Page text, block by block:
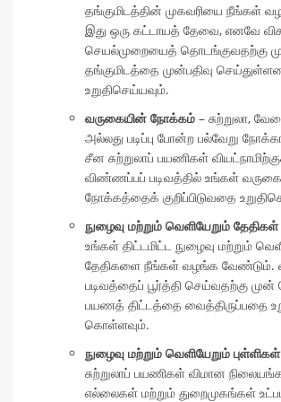
தங்குமிடத்தின் முகவரியை நீங்கள்
இது ஒரு கட்டாயத் தேவை, எனவே
செயல்முறையைத் தொடங்குவதற்கு
தங்குமிடத்தை முன்பதிவு
உறுதிசெய்யவும்.
வருகையின் நோக்கம் – சுற்றுலா,
அல்லது படிப்பு போன்ற பல்வேறு
சீன சுற்றுலாப் பயணிகள்
விண்ணப்பப் படிவத்தில் உங்கள்
நோக்கத்தைக் குறிப்பிடுவதை
நுழைவு மற்றும் வெளியேறும் தேதிகள்
உங்கள் திட்டமிட்ட நுழைவு மற்றும்
தேதிகளை நீங்கள் வழங்க வேண்டும்.
படிவத்தைப் பூர்த்தி செய்வதற்கு
பயணத் திட்டத்தை வைத்திருப்பதை
கொள்ளவும்.
நுழைவு மற்றும் வெளியேறும் புள்ளிகள்
சுற்றுலாப் பயணிகள் விமான
எல்லைகள் மற்றும் துறைமுகங்கள்